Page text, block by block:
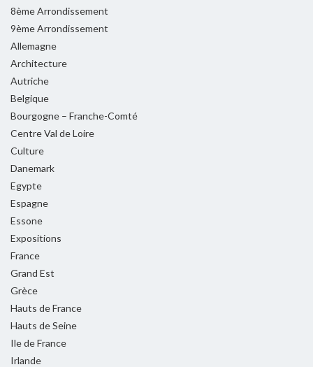
8ème Arrondissement
9ème Arrondissement
Allemagne
Architecture
Autriche
Belgique
Bourgogne – Franche-Comté
Centre Val de Loire
Culture
Danemark
Egypte
Espagne
Essone
Expositions
France
Grand Est
Grèce
Hauts de France
Hauts de Seine
Ile de France
Irlande